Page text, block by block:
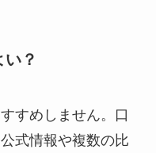
？
すめしません。口
式情報や複数の比